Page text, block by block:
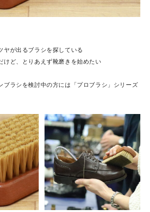
ヤが出るブラシを探している
けど、とりあえず靴磨きを始めたい
ブラシを検討中の方には「プロブラシ」シリーズ